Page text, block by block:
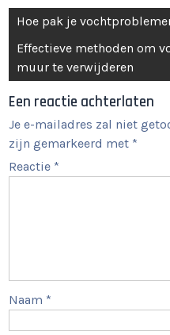
Berichtnavigatie
Hoe pak je
Effectieve methoden om
muur te verwijderen
Een reactie achterlaten
Je e-mailadres zal niet
zijn gemarkeerd met *
Reactie *
Naam *